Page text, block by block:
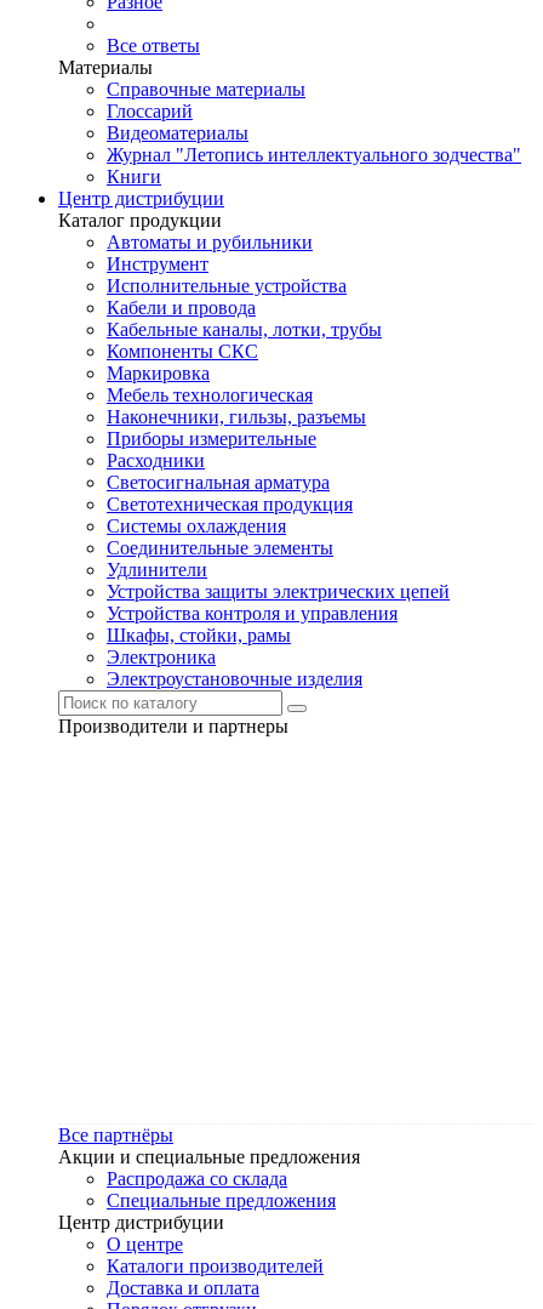
Все ответы
Материалы
Справочные материалы
Глоссарий
Видеоматериалы
Журнал "Летопись интеллектуального зодчества"
Книги
Центр дистрибуции
Каталог продукции
Автоматы и рубильники
Инструмент
Исполнительные устройства
Кабели и провода
Кабельные каналы, лотки, трубы
Компоненты СКС
Маркировка
Мебель технологическая
Наконечники, гильзы, разъемы
Приборы измерительные
Расходники
Светосигнальная арматура
Светотехническая продукция
Системы охлаждения
Соединительные элементы
Удлинители
Устройства защиты электрических цепей
Устройства контроля и управления
Шкафы, стойки, рамы
Электроника
Электроустановочные изделия
Производители и партнеры
Все партнёры
Акции и специальные предложения
Распродажа со склада
Специальные предложения
Центр дистрибуции
О центре
Каталоги производителей
Доставка и оплата